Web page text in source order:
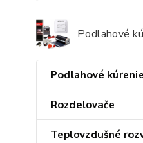
Podlahové
Podlahové kúrenie
Rozdelovače
Teplovzdušné